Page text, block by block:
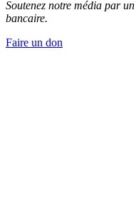
Soutenez notre média par
bancaire.
Faire un don